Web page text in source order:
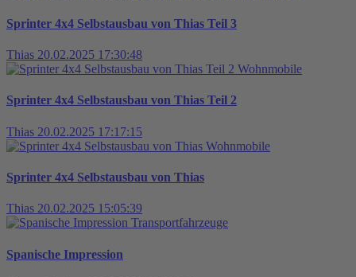
Sprinter 4x4 Selbstausbau von Thias Teil 3
Thias 20.02.2025 17:30:48
Wohnmobile
Sprinter 4x4 Selbstausbau von Thias Teil 2
Thias 20.02.2025 17:17:15
Wohnmobile
Sprinter 4x4 Selbstausbau von Thias
Thias 20.02.2025 15:05:39
Transportfahrzeuge
Spanische Impression